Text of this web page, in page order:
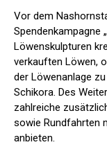
Vor dem
Spendenkampagne
Löwenskulpturen
verkauften Löwen,
der Löwenanlage
Schikora. Des
zahlreiche
sowie Rundfahrten
anbieten.